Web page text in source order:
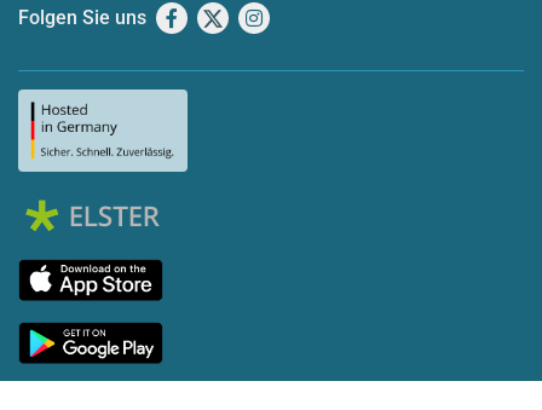
Folgen Sie uns Facebook
X Instagram